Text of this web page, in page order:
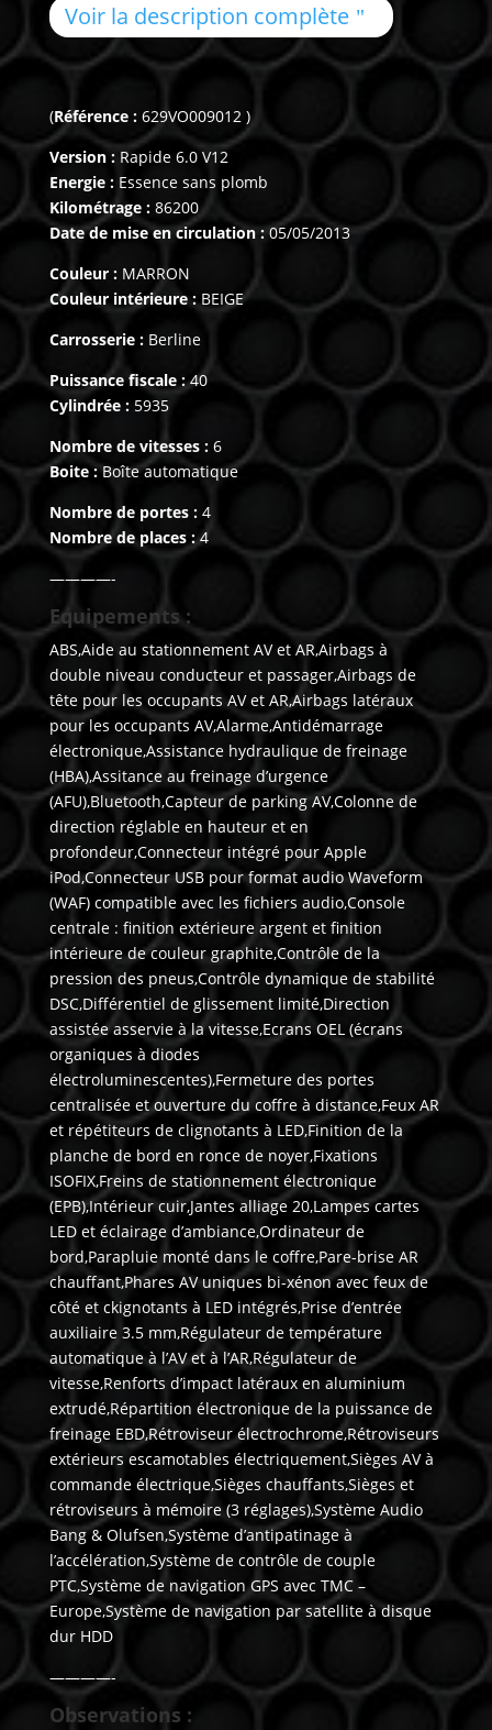
Voir la description complète
(Référence : 629VO009012 )
Version :Rapide 6.0 V12
Energie :Essence sans plomb
Kilométrage :86200
Date de mise en circulation :05/05/2013
Couleur :MARRON
Couleur intérieure : BEIGE
Carrosserie :Berline
Puissance fiscale :40
Cylindrée :5935
Nombre de vitesses :6
Boite :Boîte automatique
Nombre de portes : 4
Nombre de places :4
————-
Equipements :
ABS,Aide au stationnement AV et AR,Airbags à
double niveau conducteur et passager,Airbags de
tête pour les occupants AV et AR,Airbags latéraux
pour les occupants AV,Alarme,Antidémarrage
électronique,Assistance hydraulique de freinage
(HBA),Assitance au freinage d’urgence
(AFU),Bluetooth,Capteur de parking AV,Colonne de
direction réglable en hauteur et en
profondeur,Connecteur intégré pour Apple
iPod,Connecteur USB pour format audio Waveform
(WAF) compatible avec les fichiers audio,Console
centrale : finition extérieure argent et finition
intérieure de couleur graphite,Contrôle de la
pression des pneus,Contrôle dynamique de stabilité
DSC,Différentiel de glissement limité,Direction
assistée asservie à la vitesse,Ecrans OEL (écrans
organiques à diodes
électroluminescentes),Fermeture des portes
centralisée et ouverture du coffre à distance,Feux AR
et répétiteurs de clignotants à LED,Finition de la
planche de bord en ronce de noyer,Fixations
ISOFIX,Freins de stationnement électronique
(EPB),Intérieur cuir,Jantes alliage 20,Lampes cartes
LED et éclairage d’ambiance,Ordinateur de
bord,Parapluie monté dans le coffre,Pare-brise AR
chauffant,Phares AV uniques bi-xénon avec feux de
côté et ckignotants à LED intégrés,Prise d’entrée
auxiliaire 3.5 mm,Régulateur de température
automatique à l’AV et à l’AR,Régulateur de
vitesse,Renforts d’impact latéraux en aluminium
extrudé,Répartition électronique de la puissance de
freinage EBD,Rétroviseur électrochrome,Rétroviseurs
extérieurs escamotables électriquement,Sièges AV à
commande électrique,Sièges chauffants,Sièges et
rétroviseurs à mémoire (3 réglages),Système Audio
Bang & Olufsen,Système d’antipatinage à
l’accélération,Système de contrôle de couple
PTC,Système de navigation GPS avec TMC –
Europe,Système de navigation par satellite à disque
dur HDD
————-
Observations :